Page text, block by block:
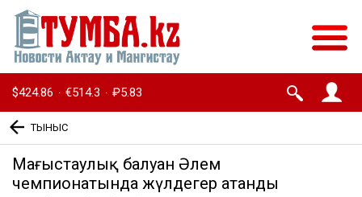
$424.86 · €514.3 · ₽5.83
ТЫНЫС
Маңғыстаулық балуан Әлем
чемпионатында жүлдегер атанды